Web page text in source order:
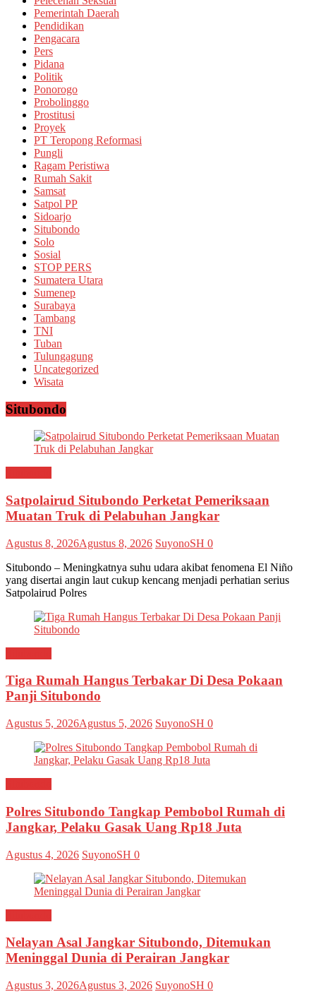
Pemerintah Daerah
Pendidikan
Pengacara
Pers
Pidana
Politik
Ponorogo
Probolinggo
Prostitusi
Proyek
PT Teropong Reformasi
Pungli
Ragam Peristiwa
Rumah Sakit
Samsat
Satpol PP
Sidoarjo
Situbondo
Solo
Sosial
STOP PERS
Sumatera Utara
Sumenep
Surabaya
Tambang
TNI
Tuban
Tulungagung
Uncategorized
Wisata
Situbondo
Satpolairud Situbondo Perketat Pemeriksaan
Muatan Truk di Pelabuhan Jangkar
Agustus 8, 2026Agustus 8, 2026 SuyonoSH 0
Situbondo – Meningkatnya suhu udara akibat fenomena El Niño
yang disertai angin laut cukup kencang menjadi perhatian serius
Satpolairud Polres
Tiga Rumah Hangus Terbakar Di Desa Pokaan
Panji Situbondo
Agustus 5, 2026Agustus 5, 2026 SuyonoSH 0
Polres Situbondo Tangkap Pembobol Rumah di
Jangkar, Pelaku Gasak Uang Rp18 Juta
Agustus 4, 2026 SuyonoSH 0
Nelayan Asal Jangkar Situbondo, Ditemukan
Meninggal Dunia di Perairan Jangkar
Agustus 3, 2026Agustus 3, 2026 SuyonoSH 0